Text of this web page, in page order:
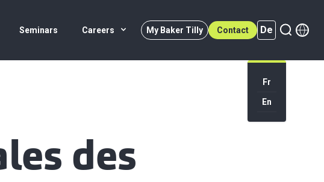
Seminars Careers My Baker Tilly Contact De
Fr
En
De (active)
des